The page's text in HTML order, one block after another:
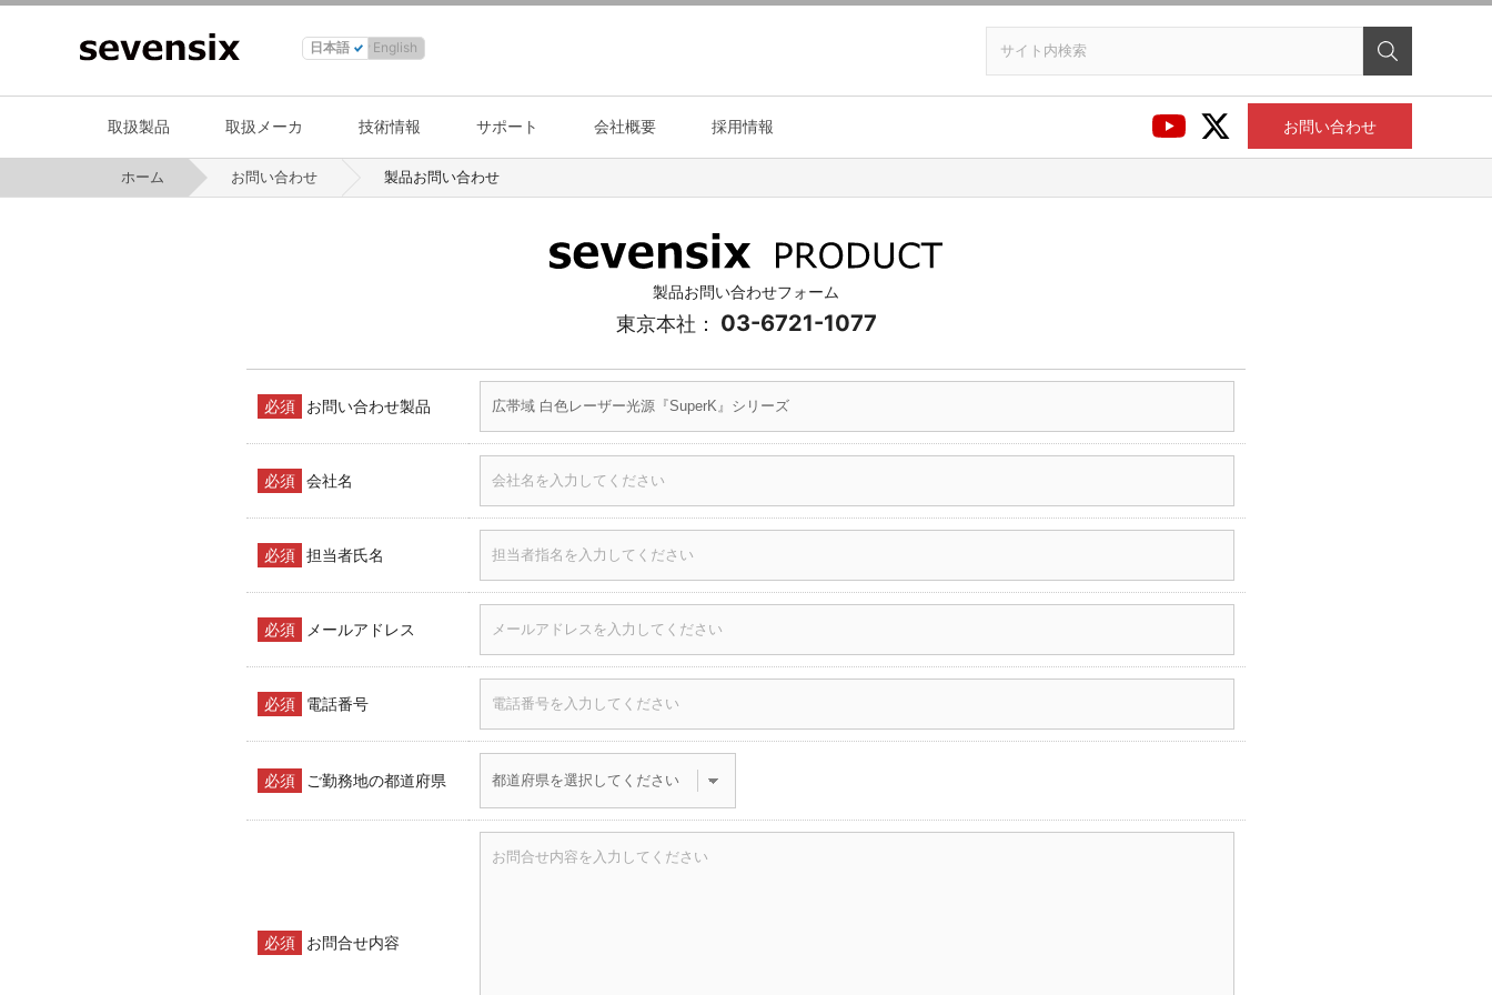
日本語 English
取扱製品 取扱メーカ 技術情報 サポート 会社概要 採用情報 お問い合わせ
ホーム お問い合わせ 製品お問い合わせ
製品お問い合わせフォーム
東京本社 03-6721-1077
必須 お問い合わせ製品
必須 会社名
必須 担当者氏名
必須 メールアドレス
必須 電話番号
必須 ご勤務地の都道府県
必須 お問合せ内容